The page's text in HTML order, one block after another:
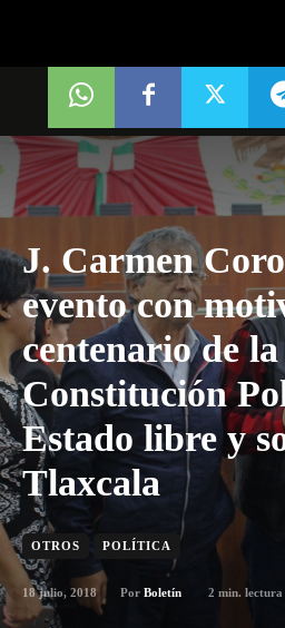
J. Carmen
evento con
centenario de la
Constitución
Estado libre y
Tlaxcala
OTROS POLÍTICA
18 julio, 2018 Por Boletín 2 min. lectura